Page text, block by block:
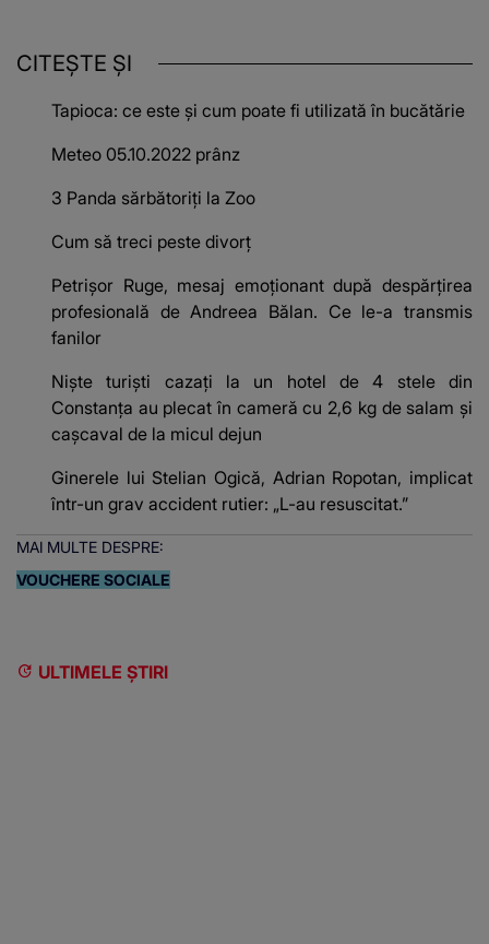
CITEȘTE ȘI
Tapioca: ce este și cum poate fi utilizată în bucătărie
Meteo 05.10.2022 prânz
3 Panda sărbătoriți la Zoo
Cum să treci peste divorț
Petrișor Ruge, mesaj emoționant după despărțirea
profesională de Andreea Bălan. Ce le-a transmis
fanilor
Niște turiști cazați la un hotel de 4 stele din
Constanța au plecat în cameră cu 2,6 kg de salam și
cașcaval de la micul dejun
Ginerele lui Stelian Ogică, Adrian Ropotan, implicat
într-un grav accident rutier: „L-au resuscitat.”
MAI MULTE DESPRE:
VOUCHERE SOCIALE
ULTIMELE ȘTIRI